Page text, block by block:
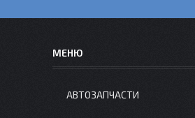
АВТОЗАПЧАСТИ